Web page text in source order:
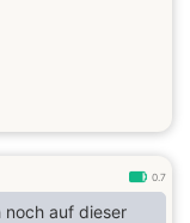
0.7
auf dieser